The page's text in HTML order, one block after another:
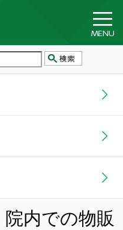
院内での物販